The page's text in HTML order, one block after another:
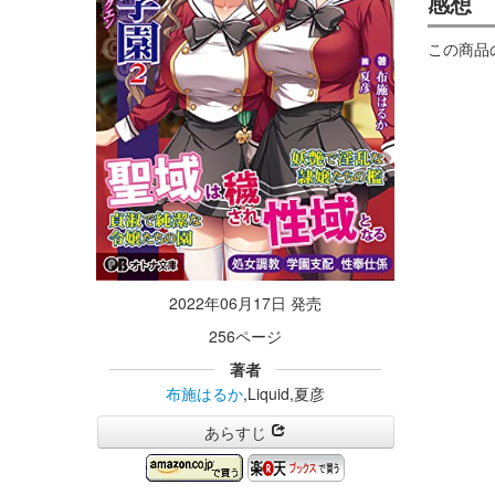
2022年06月17日 発売
256ページ
著者
布施はるか,Liquid,夏彦
あらすじ
この商品